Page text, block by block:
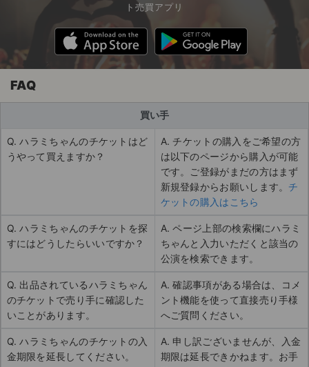
ト売買アプリ
FAQ
買い手
Q. ハラミちゃんのチケットはど
うやって買えますか？
A. チケットの購入をご希望の方
は以下のページから購入が可能
です。ご登録がまだの方はまず
新規登録からお願いします。 チ
ケットの購入はこちら
Q. ハラミちゃんのチケットを探
すにはどうしたらいいですか？
A. ページ上部の検索欄にハラミ
ちゃんと入力いただくと該当の
公演を検索できます。
Q. 出品されているハラミちゃん
のチケットで売り手に確認した
いことがあります。
A. 確認事項がある場合は、コメ
ント機能を使って直接売り手様
へご質問ください。
Q. ハラミちゃんのチケットの入
金期限を延長してください。
A. 申し訳ございませんが、入金
期限は延長できかねます。お手